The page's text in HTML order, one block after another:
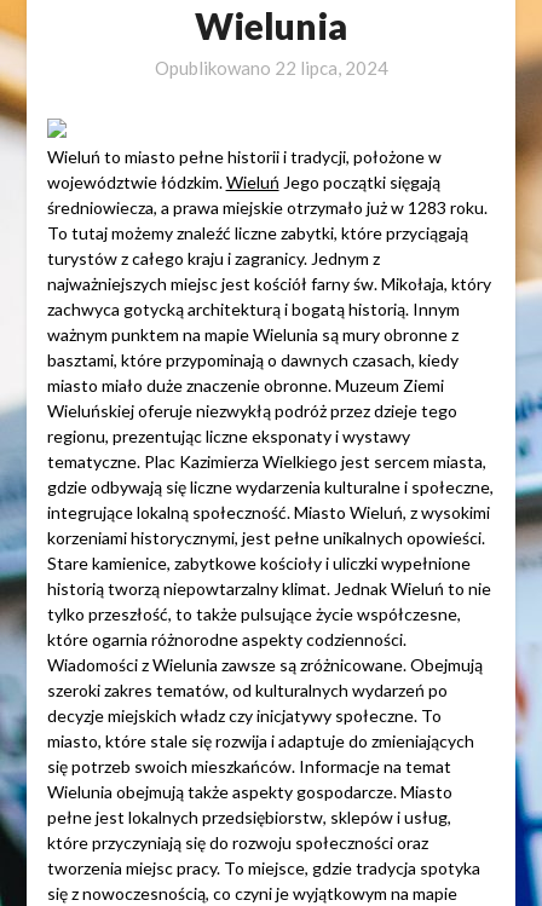
Wielunia
Opublikowano 22 lipca, 2024
Wieluń to miasto pełne historii i tradycji, położone w
województwie łódzkim.Wieluń Jego początki sięgają
średniowiecza, a prawa miejskie otrzymało już w 1283 roku.
To tutaj możemy znaleźć liczne zabytki, które przyciągają
turystów z całego kraju i zagranicy. Jednym z
najważniejszych miejsc jest kościół farny św. Mikołaja, który
zachwyca gotycką architekturą i bogatą historią. Innym
ważnym punktem na mapie Wielunia są mury obronne z
basztami, które przypominają o dawnych czasach, kiedy
miasto miało duże znaczenie obronne. Muzeum Ziemi
Wieluńskiej oferuje niezwykłą podróż przez dzieje tego
regionu, prezentując liczne eksponaty i wystawy
tematyczne. Plac Kazimierza Wielkiego jest sercem miasta,
gdzie odbywają się liczne wydarzenia kulturalne i społeczne,
integrujące lokalną społeczność. Miasto Wieluń, z wysokimi
korzeniami historycznymi, jest pełne unikalnych opowieści.
Stare kamienice, zabytkowe kościoły i uliczki wypełnione
historią tworzą niepowtarzalny klimat. Jednak Wieluń to nie
tylko przeszłość, to także pulsujące życie współczesne,
które ogarnia różnorodne aspekty codzienności.
Wiadomości z Wielunia zawsze są zróżnicowane. Obejmują
szeroki zakres tematów, od kulturalnych wydarzeń po
decyzje miejskich władz czy inicjatywy społeczne. To
miasto, które stale się rozwija i adaptuje do zmieniających
się potrzeb swoich mieszkańców. Informacje na temat
Wielunia obejmują także aspekty gospodarcze. Miasto
pełne jest lokalnych przedsiębiorstw, sklepów i usług,
które przyczyniają się do rozwoju społeczności oraz
tworzenia miejsc pracy. To miejsce, gdzie tradycja spotyka
się z nowoczesnością, co czyni je wyjątkowym na mapie